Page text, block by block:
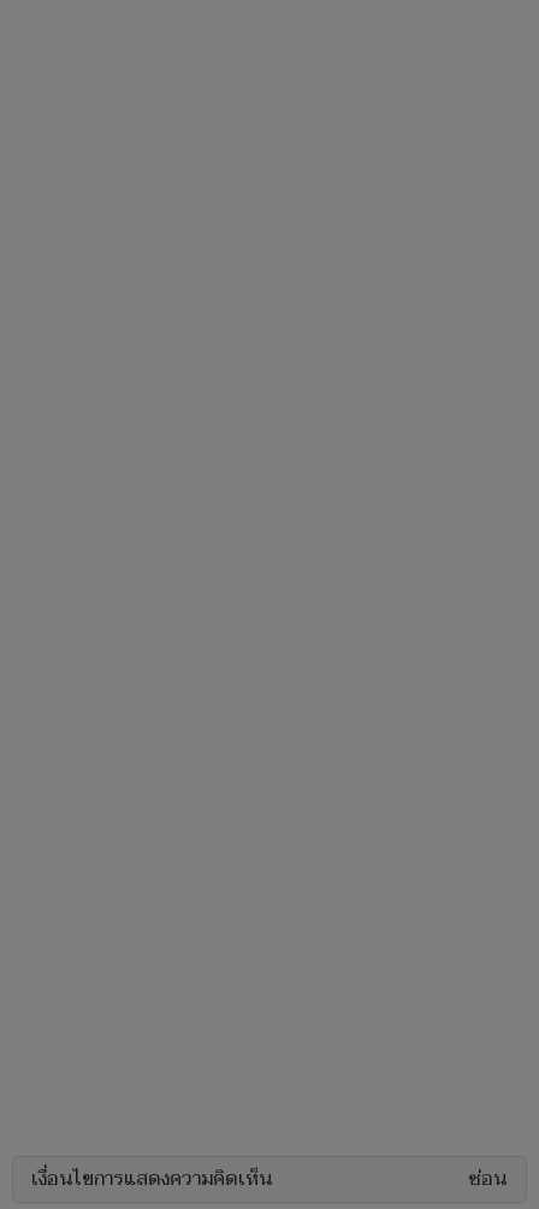
เงื่อนไขการแสดงความคิดเห็น ซ่อน